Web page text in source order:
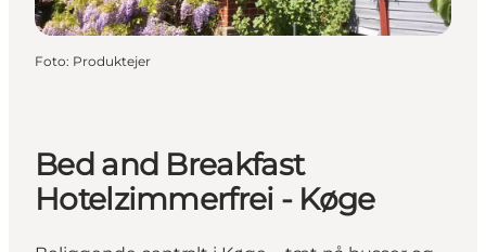
Foto: Produktejer
Bed and Breakfast
Hotelzimmerfrei - Køge